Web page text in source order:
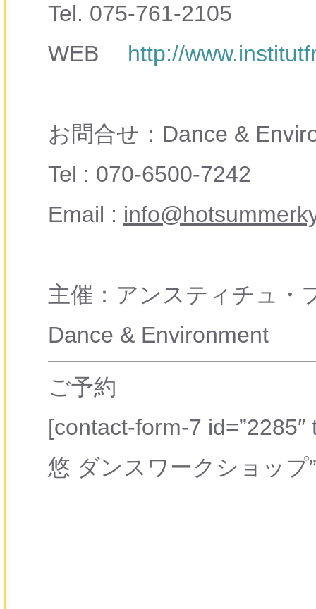
Tel. 075-761-2105
WEB http://
お問合せ：Dance &
Tel : 070-6500-7242
Email :
主催：アンスティチュ
Dance & Environment
ご予約
[contact-form-7
悠 ダンスワークショップ